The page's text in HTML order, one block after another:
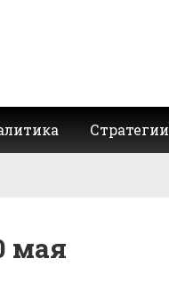
Стратегии
мая